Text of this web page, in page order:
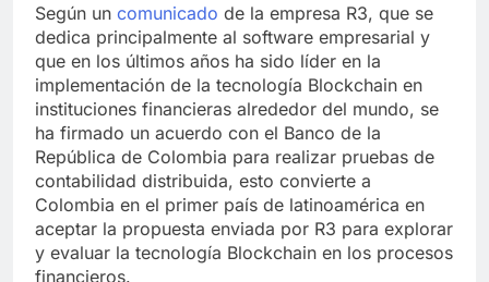
Según un comunicado de la empresa R3, que se
dedica principalmente al software empresarial y
que en los últimos años ha sido líder en la
implementación de la tecnología Blockchain en
instituciones financieras alrededor del mundo, se
ha firmado un acuerdo con el Banco de la
República de Colombia para realizar pruebas de
contabilidad distribuida, esto convierte a
Colombia en el primer país de latinoamérica en
aceptar la propuesta enviada por R3 para explorar
y evaluar la tecnología Blockchain en los procesos
financieros.